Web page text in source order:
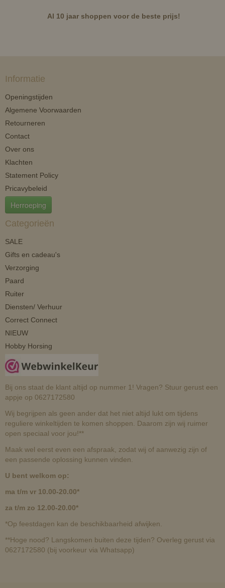
Al 10 jaar shoppen voor de beste prijs!
Informatie
Openingstijden
Algemene Voorwaarden
Retourneren
Contact
Over ons
Klachten
Statement Policy
Pricavybeleid
Herroeping
Categorieën
SALE
Gifts en cadeau's
Verzorging
Paard
Ruiter
Diensten/ Verhuur
Correct Connect
NIEUW
Hobby Horsing
Bij ons staat de klant altijd op nummer 1! Vragen? Stuur gerust een
appje op 0627172580
Wij begrijpen als geen ander dat het niet altijd lukt om tijdens
reguliere winkeltijden te komen shoppen. Daarom zijn wij ruimer
open speciaal voor jou!**
Maak wel eerst even een afspraak, zodat wij of aanwezig zijn of
een passende oplossing kunnen vinden.
U bent welkom op:
ma t/m vr 10.00-20.00*
za t/m zo 12.00-20.00*
*Op feestdagen kan de beschikbaarheid afwijken.
**Hoge nood? Langskomen buiten deze tijden? Overleg gerust via
0627172580 (bij voorkeur via Whatsapp)